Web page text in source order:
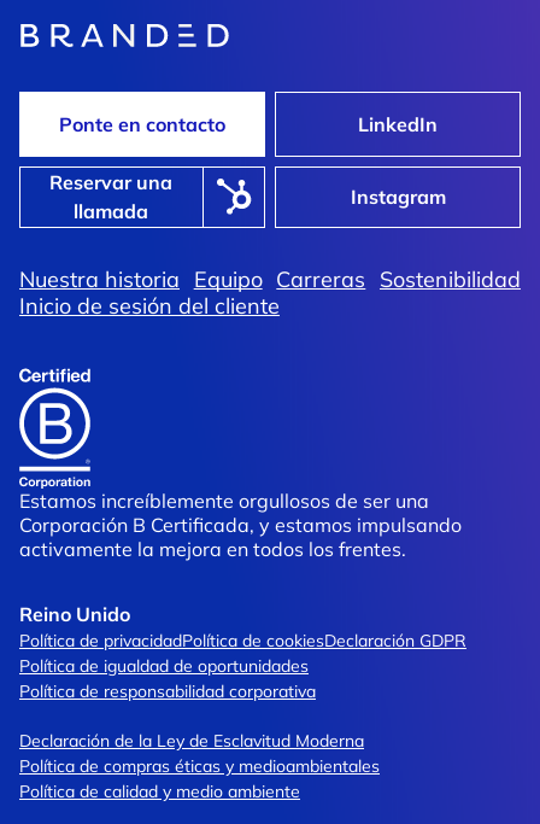
Ponte en contacto LinkedIn
Reservar una
llamada
Instagram
Nuestra historia Equipo Carreras
Sostenibilidad
Inicio de sesión del cliente
Estamos increíblemente orgullosos de ser una
Corporación B Certificada, y estamos impulsando
activamente la mejora en todos los frentes.
Reino Unido
Política de privacidadPolítica de cookiesDeclaración GDPR
Política de igualdad de oportunidades
Política de responsabilidad corporativa
Declaración de la Ley de Esclavitud Moderna
Política de compras éticas y medioambientales
Política de calidad y medio ambiente